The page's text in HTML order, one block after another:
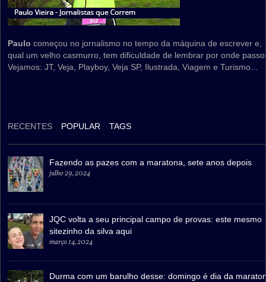
Paulo começou no jornalismo no tempo da máquina de escrever e,
qual um velho casmurro, tem dificuldade de lembrar por onde
Vejamos: JT, Veja, Playboy, Veja SP, Ilustrada, Viagem e Turismo...
RECENTES POPULAR TAGS
Fazendo as pazes com a maratona, sete anos depois
julho 29, 2024
JQC volta a seu principal campo de provas: este mesmo
sitezinho da silva aqui
março 14, 2024
Durma com um barulho desse: domingo é dia da